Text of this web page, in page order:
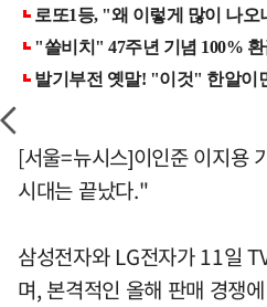
[서울=뉴시스]이인준 이지용
시대는 끝났다."
삼성전자와 LG전자가 11일
며, 본격적인 올해 판매 경쟁